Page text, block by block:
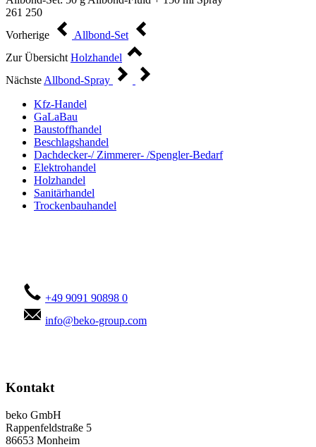
261 250
Vorherige
Allbond-Set
Zur Übersicht Holzhandel
Nächste Allbond-Spray
Kfz-Handel
GaLaBau
Baustoffhandel
Beschlagshandel
Dachdecker-/ Zimmerer- /Spengler-Bedarf
Elektrohandel
Holzhandel
Sanitärhandel
Trockenbauhandel
+49 9091 90898 0
info@beko-group.com
Kontakt
beko GmbH
Rappenfeldstraße 5
86653 Monheim